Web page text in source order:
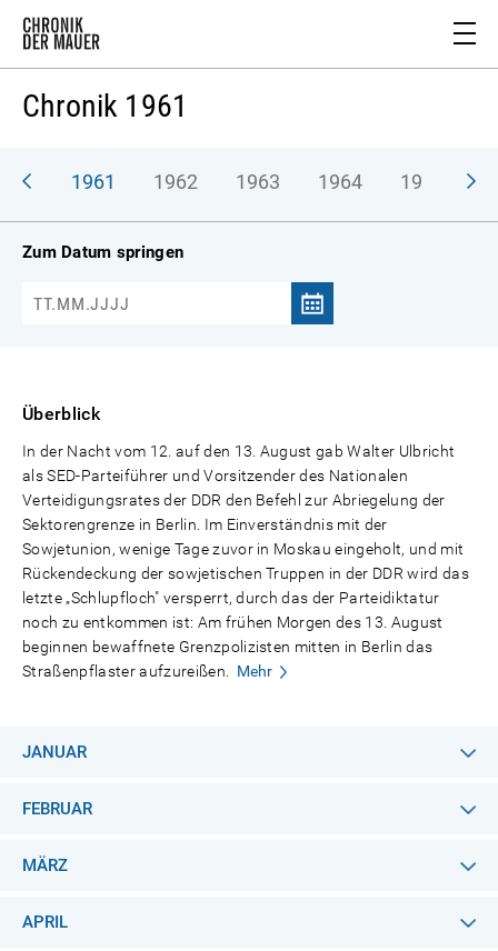
Chronik 1961
1961 1962 1963 1964 1965
Zum Datum springen
Überblick
In der Nacht vom 12. auf den 13. August gab Walter Ulbricht
als SED-Parteiführer und Vorsitzender des Nationalen
Verteidigungsrates der DDR den Befehl zur Abriegelung der
Sektorengrenze in Berlin. Im Einverständnis mit der
Sowjetunion, wenige Tage zuvor in Moskau eingeholt, und mit
Rückendeckung der sowjetischen Truppen in der DDR wird das
letzte „Schlupfloch" versperrt, durch das der Parteidiktatur
noch zu entkommen ist: Am frühen Morgen des 13. August
beginnen bewaffnete Grenzpolizisten mitten in Berlin das
Straßenpflaster aufzureißen.
Mehr
JANUAR
FEBRUAR
MÄRZ
APRIL